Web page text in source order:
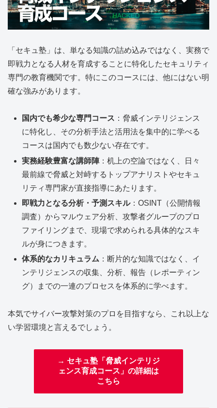
「セキュ塾」は、単なる知識の詰め込みではなく、実務で
即戦力となる人材を育成することに特化したセキュリティ
専門の教育機関です。特にこのコースには、他にはない明
確な強みがあります。
国内でも希少な専門コース ：脅威インテリジェンス
に特化し、その分析手法と活用法を集中的に学べる
コースは国内でも数少ない存在です。
実務経験豊富な講師陣：机上の空論ではなく、日々
最前線で脅威と対峙するトップアナリストやセキュ
リティ専門家が直接指導にあたります。
即戦力となる分析・予測スキル：OSINT（公開情報
調査）からマルウェア分析、攻撃者グループのプロ
ファイリングまで、現場で求められる具体的なスキ
ルが身につきます。
体系的なカリキュラム ：断片的な知識ではなく、イ
ンテリジェンスの収集、分析、報告（レポーティン
グ）までの一連のプロセスを体系的に学べます。
本気でサイバー攻撃対策のプロを目指すなら、これ以上な
い学習環境と言えるでしょう。
→ セキュ塾「脅威インテリジ
ェンス育成コース」の詳細は
こちら